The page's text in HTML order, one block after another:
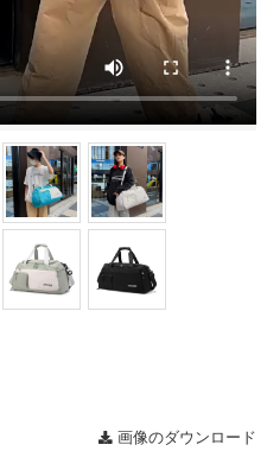
画像のダウンロード